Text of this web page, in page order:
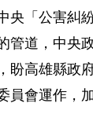
央「公害糾
管道，中央
盼高雄縣政
員會運作，